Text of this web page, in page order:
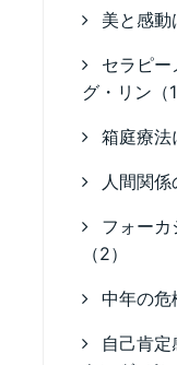
美と感動
セラピー
グ・リン（
箱庭療法
人間関係
フォーカ
（2）
中年の危
自己肯